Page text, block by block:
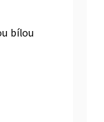
bílou